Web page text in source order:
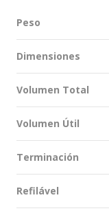
Peso
Dimensiones
Volumen Total
Volumen Útil
Terminación
Refilável